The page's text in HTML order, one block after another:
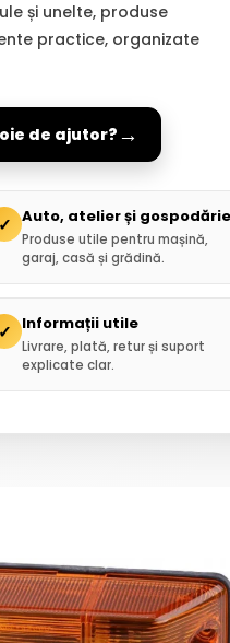
și unelte, produse
practice, organizate
de ajutor? →
✓ Auto, atelier și gospodărie
Produse utile pentru mașină,
garaj, casă și grădină.
✓ Informații utile
Livrare, plată, retur și suport
explicate clar.